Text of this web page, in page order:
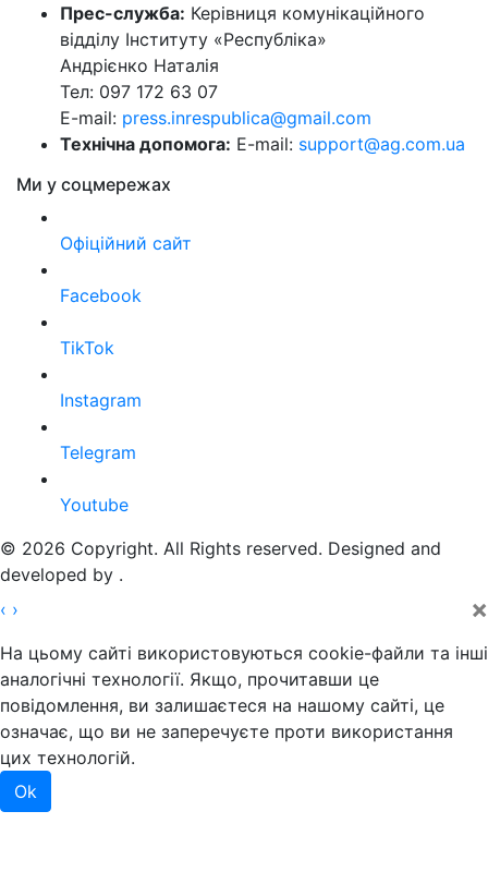
Прес-служба: Керівниця комунікаційного
відділу Інституту «Республіка»
Андрієнко Наталія
Тел: 097 172 63 07
E-mail: press.inrespublica@gmail.com
Технічна допомога: E-mail: support@ag.com.ua
Ми у соцмережах
Офіційний сайт
Facebook
TikTok
Instagram
Telegram
Youtube
© 2026 Copyright. All Rights reserved. Designed and
developed by .
‹ › ×
На цьому сайті використовуються cookie-файли та інші
аналогічні технології. Якщо, прочитавши це
повідомлення, ви залишаєтеся на нашому сайті, це
означає, що ви не заперечуєте проти використання
цих технологій.
Ok